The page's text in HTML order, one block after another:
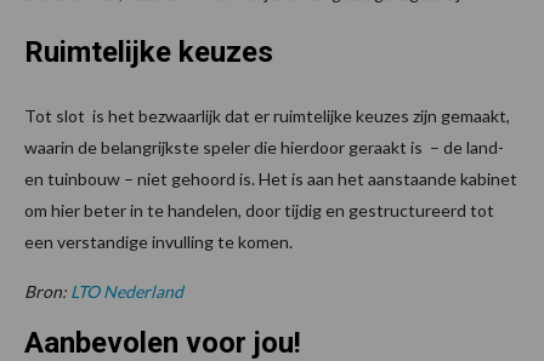
Ruimtelijke keuzes
Tot slot is het bezwaarlijk dat er ruimtelijke keuzes zijn gemaakt,
waarin de belangrijkste speler die hierdoor geraakt is – de land-
en tuinbouw – niet gehoord is. Het is aan het aanstaande kabinet
om hier beter in te handelen, door tijdig en gestructureerd tot
een verstandige invulling te komen.
Bron: LTO Nederland
Aanbevolen voor jou!